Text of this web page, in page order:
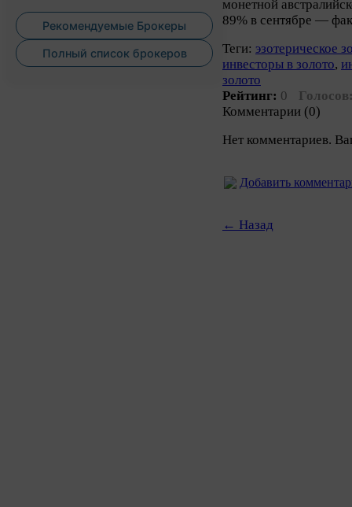
Рекомендуемые Брокеры
Полный список брокеров
монетной
89% в сентябре —
Теги: эзотерическое
инвесторы в золото,
золото
Рейтинг: 0
Комментарии (0)
Нет комментариев.
Добавить
← Назад